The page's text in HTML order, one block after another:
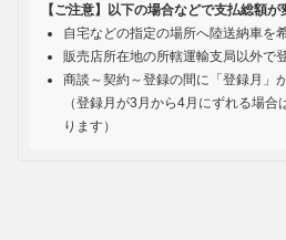
【ご注意】以下の場合などで支払総額が
自宅などの指定の場所へ陸送納車を
販売店所在地の所轄運輸支局以外で
商談～契約～登録の間に「登録月」
（登録月が3月から4月にずれる場
ります）